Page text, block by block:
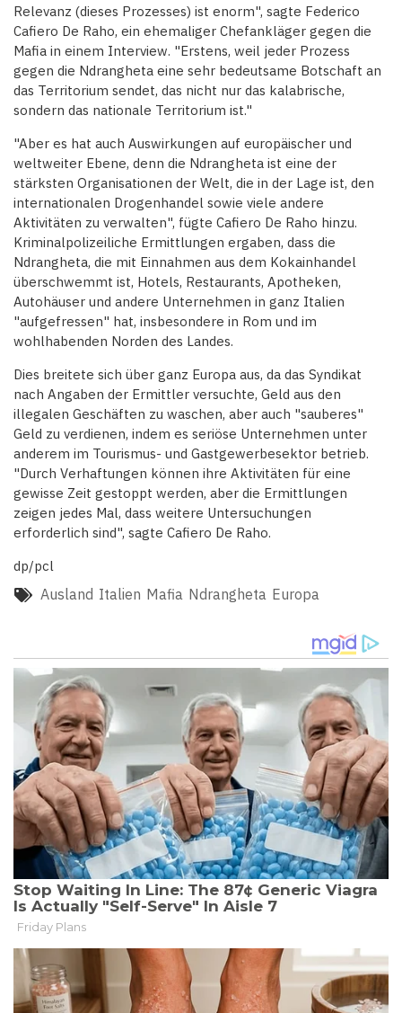
Relevanz (dieses Prozesses) ist enorm", sagte Federico
Cafiero De Raho, ein ehemaliger Chefankläger gegen die
Mafia in einem Interview. "Erstens, weil jeder Prozess
gegen die Ndrangheta eine sehr bedeutsame Botschaft an
das Territorium sendet, das nicht nur das kalabrische,
sondern das nationale Territorium ist."
"Aber es hat auch Auswirkungen auf europäischer und
weltweiter Ebene, denn die Ndrangheta ist eine der
stärksten Organisationen der Welt, die in der Lage ist, den
internationalen Drogenhandel sowie viele andere
Aktivitäten zu verwalten", fügte Cafiero De Raho hinzu.
Kriminalpolizeiliche Ermittlungen ergaben, dass die
Ndrangheta, die mit Einnahmen aus dem Kokainhandel
überschwemmt ist, Hotels, Restaurants, Apotheken,
Autohäuser und andere Unternehmen in ganz Italien
"aufgefressen" hat, insbesondere in Rom und im
wohlhabenden Norden des Landes.
Dies breitete sich über ganz Europa aus, da das Syndikat
nach Angaben der Ermittler versuchte, Geld aus den
illegalen Geschäften zu waschen, aber auch "sauberes"
Geld zu verdienen, indem es seriöse Unternehmen unter
anderem im Tourismus- und Gastgewerbesektor betrieb.
"Durch Verhaftungen können ihre Aktivitäten für eine
gewisse Zeit gestoppt werden, aber die Ermittlungen
zeigen jedes Mal, dass weitere Untersuchungen
erforderlich sind", sagte Cafiero De Raho.
dp/pcl
Ausland Italien Mafia Ndrangheta Europa